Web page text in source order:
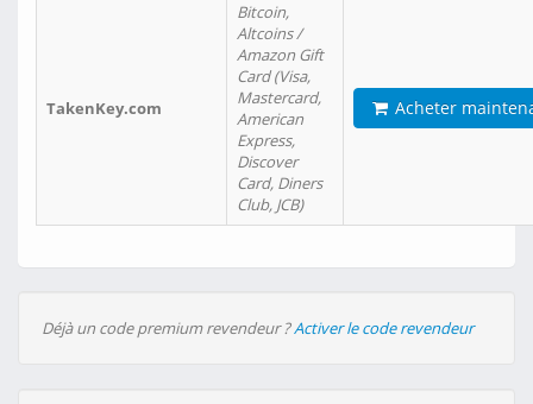
TakenKey.com
Bitcoin,
Altcoins /
Amazon Gift
Card (Visa,
Mastercard,
American
Express,
Discover
Card, Diners
Club, JCB)
Acheter
Déjà un code premium revendeur ?Activer le code revendeur